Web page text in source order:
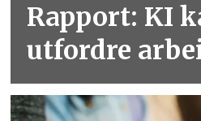
Rapport: KI
utfordre